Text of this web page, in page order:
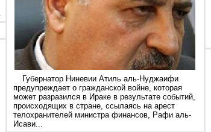
Губернатор Ниневии Атиль аль-Нуджаифи
предупреждает о гражданской войне, которая
может разразился в Ираке в результате событий,
происходящих в стране, ссылаясь на арест
телохранителей министра финансов, Рафи аль-
Исави...